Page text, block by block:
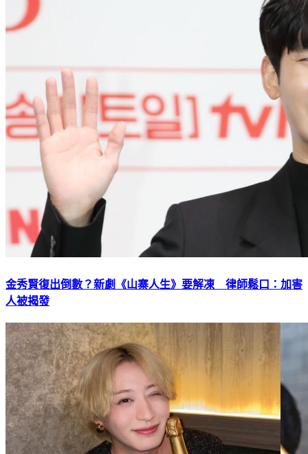
金秀賢復出倒數？新劇《山寨人生》要解凍 律師鬆口：加害
人被揭發